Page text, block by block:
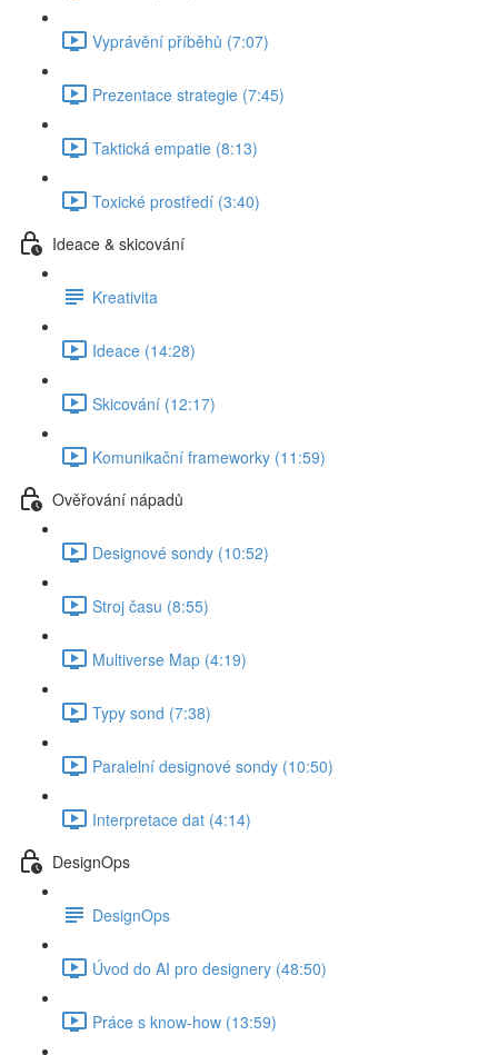
Vyprávění příběhů (7:07)
Prezentace strategie (7:45)
Taktická empatie (8:13)
Toxické prostředí (3:40)
Ideace & skicování
Kreativita
Ideace (14:28)
Skicování (12:17)
Komunikační frameworky (11:59)
Ověřování nápadů
Designové sondy (10:52)
Stroj času (8:55)
Multiverse Map (4:19)
Typy sond (7:38)
Paralelní designové sondy (10:50)
Interpretace dat (4:14)
DesignOps
DesignOps
Úvod do AI pro designery (48:50)
Práce s know-how (13:59)